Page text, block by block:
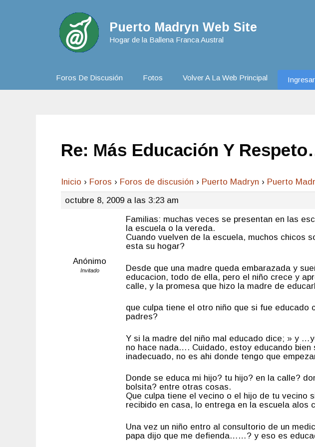
Puerto Madryn Web Site
Hogar de la Ballena Franca Austral
Foros De Discusión Fotos Volver A La Web Principal Ingresar
Re: Más Educación Y
Inicio › Foros › Foros de discusión › Puerto Madryn › Puerto
octubre 8, 2009 a las 3:23 am
Anónimo
Invitado
Familias: muchas veces se presentan en las
la escuela o la vereda.
Cuando vuelven de la escuela, muchos chicos
esta su hogar?
Desde que una madre queda embarazada y
educacion, todo de ella, pero el niño crece y
calle, y la promesa que hizo la madre de
que culpa tiene el otro niño que si fue educado
padres?
Y si la madre del niño mal educado dice; » y
no hace nada…. Cuidado, estoy educando
inadecuado, no es ahi donde tengo que
Donde se educa mi hijo? tu hijo? en la calle?
bolsita? entre otras cosas.
Que culpa tiene el vecino o el hijo de tu
recibido en casa, lo entrega en la escuela alos
Una vez un niño entro al consultorio de un
papa dijo que me defienda……? y eso es